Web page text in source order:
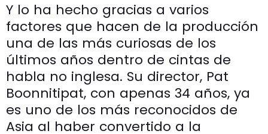
Y lo ha hecho gracias a varios
factores que hacen de la producción
una de las más curiosas de los
últimos años dentro de cintas de
habla no inglesa. Su director, Pat
Boonnitipat, con apenas 34 años, ya
es uno de los más reconocidos de
Asia al haber convertido a la